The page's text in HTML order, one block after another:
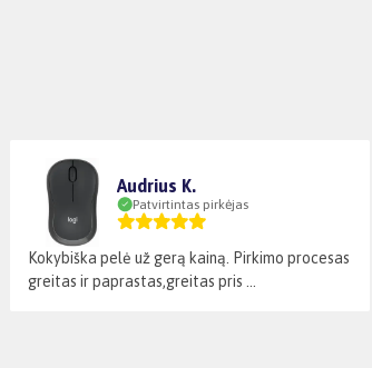
Audrius K.
Patvirtintas pirkėjas
Kokybiška pelė už gerą kainą. Pirkimo procesas
greitas ir paprastas,greitas pris ...